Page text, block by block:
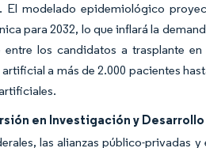
El modelado epidemiológico
para 2032, lo que inflará la
entre los candidatos a trasplante
a más de 2.000 pacientes
en Investigación y Desarrollo
las alianzas público-privadas